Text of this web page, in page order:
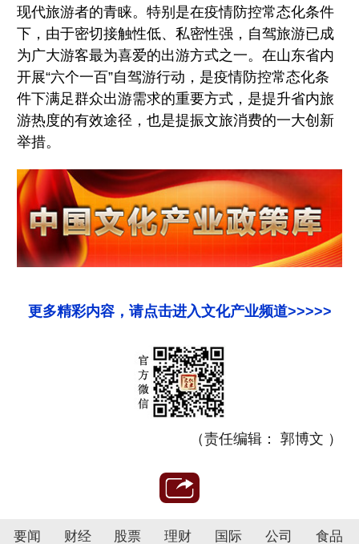
现代旅游者的青睐。特别是在疫情防控常态化条件
下，由于密切接触性低、私密性强，自驾旅游已成
为广大游客最为喜爱的出游方式之一。在山东省内
开展“六个一百”自驾游行动，是疫情防控常态化条
件下满足群众出游需求的重要方式，是提升省内旅
游热度的有效途径，也是提振文旅消费的一大创新
举措。
更多精彩内容，请点击进入文化产业频道>>>>>
（责任编辑： 郭博文 ）
要闻 财经 股票 理财 国际 公司 食品